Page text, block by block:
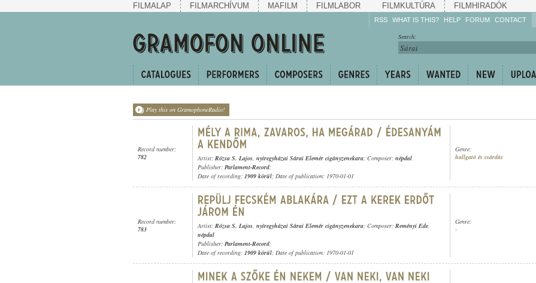
FILMALAP FILMARCHÍVUM MAFILM FILMLABOR FILMKULTÚRA FILMHIRADÓK
RSS WHAT IS THIS? HELP
Enrich!
Share!
FORUM CONTACT
Search:
Play this on GramophoneRadio!
Record number:
782
Artist: Rózsa S. Lajos, nyíregyházai Sárai Elemér cigányzenekara; Composer: népdal
Publisher: Parlament-Record;
Date of recording: 1909 körül; Date of publication: 1970-01-01
Genre:
hallgató és csárdás
Record number:
783
Artist: Rózsa S. Lajos, nyíregyházai Sárai Elemér cigányzenekara; Composer: Reményi Ede,
népdal
Publisher: Parlament-Record;
Date of recording: 1909 körül; Date of publication: 1970-01-01
Genre:
-